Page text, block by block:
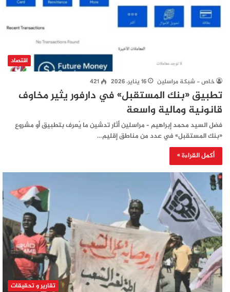
اقتصاد
خاص - شبكة مراسلين 16 يناير، 2026 421
تطبيق «بنك المستقبل» في دارفور يثير مخاوف
قانونية ومالية واسعة
فضل السيد محمد إبراهيم – مراسلين أثار تدشين ما يُعرف بتطبيق أو مشروع
«بنك المستقبل» في عدد من مناطق إقليم…
أكمل القراءة »
تقارير و تحقيقات